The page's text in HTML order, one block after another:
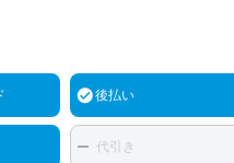
後払い
代引き